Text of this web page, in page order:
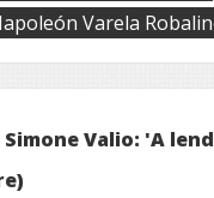
Varela
Valio: 'A